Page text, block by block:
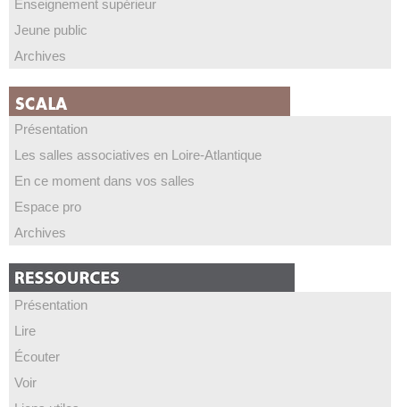
Enseignement supérieur
Jeune public
Archives
Présentation
Les salles associatives en Loire-Atlantique
En ce moment dans vos salles
Espace pro
Archives
Présentation
Lire
Écouter
Voir